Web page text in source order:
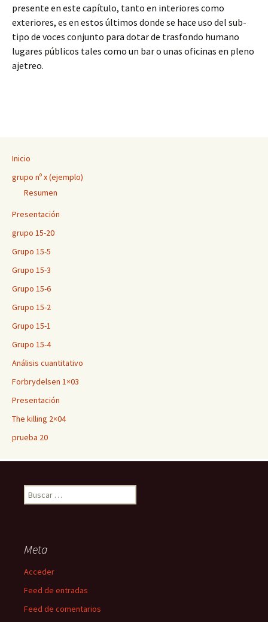
presente en este capítulo, tanto en interiores como
exteriores, es en estos últimos donde se hace uso del sub-
tipo de voces conjunto para dotar de trasfondo humano
lugares públicos tales como un bar o unas oficinas en pleno
ajetreo.
Inicio
grupo nº x (ejemplo)
Resumen
Presentación
grupo 15-20
Grupo 15-5
Grupo 15-3
Grupo 15-6
Grupo 15-2
Grupo 15-1
Grupo 15-4
Análisis cuantitativo
Forbrydelsen 1×03
Presentación
The killing 2×04
prueba 20
Buscar:
Meta
Acceder
Feed de entradas
Feed de comentarios